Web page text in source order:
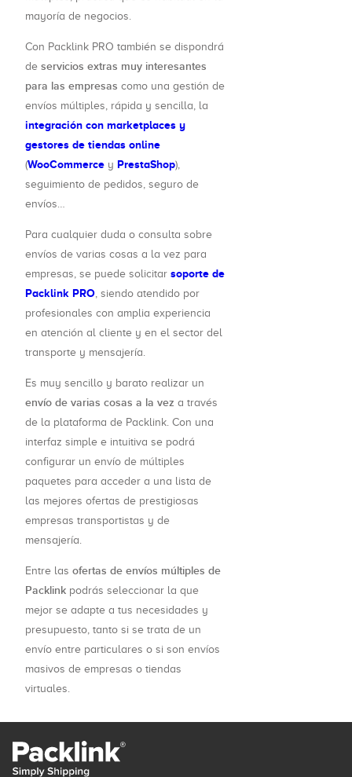
mayoría de negocios.
Con Packlink PRO también se dispondrá
de servicios extras muy interesantes
para las empresas como una gestión de
envíos múltiples, rápida y sencilla, la
integración con marketplaces y
gestores de tiendas online
(WooCommerce y PrestaShop),
seguimiento de pedidos, seguro de
envíos…
Para cualquier duda o consulta sobre
envíos de varias cosas a la vez para
empresas, se puede solicitar soporte de
Packlink PRO , siendo atendido por
profesionales con amplia experiencia
en atención al cliente y en el sector del
transporte y mensajería.
Es muy sencillo y barato realizar un
envío de varias cosas a la vez a través
de la plataforma de Packlink. Con una
interfaz simple e intuitiva se podrá
configurar un envío de múltiples
paquetes para acceder a una lista de
las mejores ofertas de prestigiosas
empresas transportistas y de
mensajería.
Entre las ofertas de envíos múltiples de
Packlink podrás seleccionar la que
mejor se adapte a tus necesidades y
presupuesto, tanto si se trata de un
envío entre particulares o si son envíos
masivos de empresas o tiendas
virtuales.